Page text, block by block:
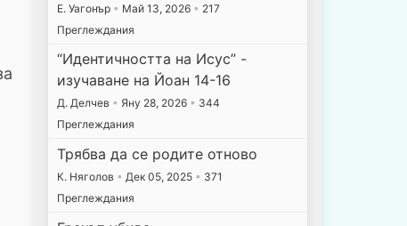
E. Уагонър • Май 13, 2026 • 217
Преглеждания
“Идентичността на Исус” -
изучаване на Йоан 14-16
Д. Делчев • Яну 28, 2026 • 344
Преглеждания
Трябва да се родите отново
К. Няголов • Дек 05, 2025 • 371
Преглеждания